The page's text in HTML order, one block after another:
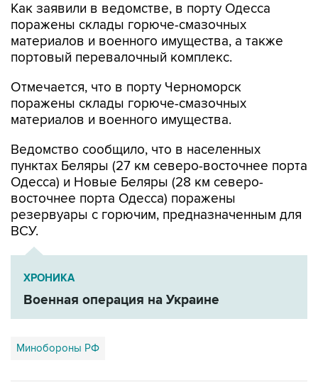
Как заявили в ведомстве, в порту Одесса
поражены склады горюче-смазочных
материалов и военного имущества, а также
портовый перевалочный комплекс.
Отмечается, что в порту Черноморск
поражены склады горюче-смазочных
материалов и военного имущества.
Ведомство сообщило, что в населенных
пунктах Беляры (27 км северо-восточнее порта
Одесса) и Новые Беляры (28 км северо-
восточнее порта Одесса) поражены
резервуары с горючим, предназначенным для
ВСУ.
ХРОНИКА
Военная операция на Украине
Минобороны РФ